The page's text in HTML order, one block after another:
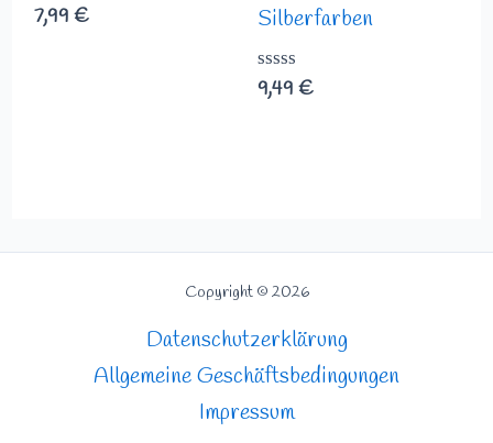
Bewertet
mit
7,99 €
Silberfarben
Bewertet
mit
9,49 €
Copyright © 2026
Datenschutzerklärung
Allgemeine Geschäftsbedingungen
Impressum